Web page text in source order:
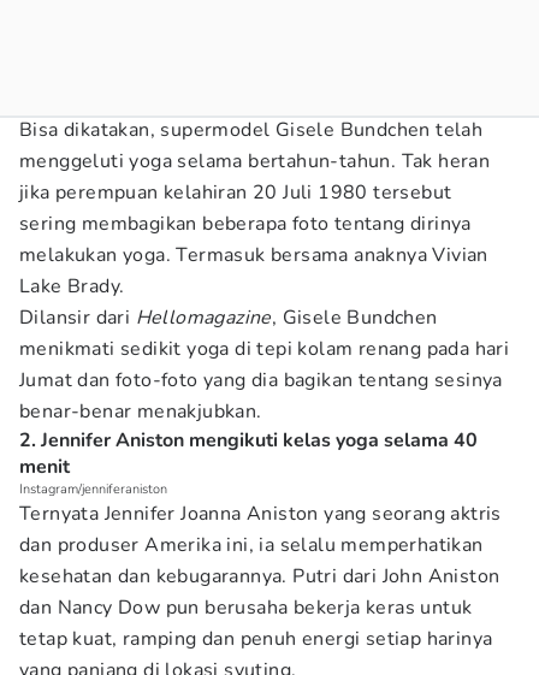
Bisa dikatakan, supermodel Gisele Bundchen telah
menggeluti yoga selama bertahun-tahun. Tak heran
jika perempuan kelahiran 20 Juli 1980 tersebut
sering membagikan beberapa foto tentang dirinya
melakukan yoga. Termasuk bersama anaknya Vivian
Lake Brady.
Dilansir dari Hellomagazine, Gisele Bundchen
menikmati sedikit yoga di tepi kolam renang pada hari
Jumat dan foto-foto yang dia bagikan tentang sesinya
benar-benar menakjubkan.
2. Jennifer Aniston mengikuti kelas yoga selama 40
menit
Instagram/jenniferaniston
Ternyata Jennifer Joanna Aniston yang seorang aktris
dan produser Amerika ini, ia selalu memperhatikan
kesehatan dan kebugarannya. Putri dari John Aniston
dan Nancy Dow pun berusaha bekerja keras untuk
tetap kuat, ramping dan penuh energi setiap harinya